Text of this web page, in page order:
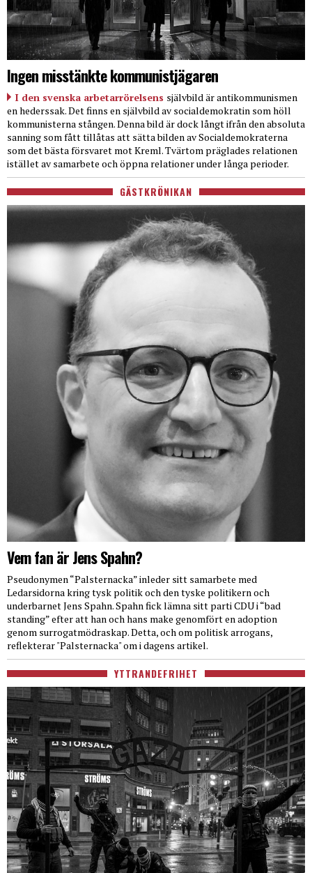
Ingen misstänkte kommunistjägaren
I den svenska arbetarrörelsens självbild är antikommunismen
en hederssak. Det finns en självbild av socialdemokratin som höll
kommunisterna stången. Denna bild är dock långt ifrån den absoluta
sanning som fått tillåtas att sätta bilden av Socialdemokraterna
som det bästa försvaret mot Kreml. Tvärtom präglades relationen
istället av samarbete och öppna relationer under långa perioder.
GÄSTKRÖNIKAN
Vem fan är Jens Spahn?
Pseudonymen “Palsternacka” inleder sitt samarbete med
Ledarsidorna kring tysk politik och den tyske politikern och
underbarnet Jens Spahn. Spahn fick lämna sitt parti CDU i “bad
standing” efter att han och hans make genomfört en adoption
genom surrogatmödraskap. Detta, och om politisk arrogans,
reflekterar "Palsternacka" om i dagens artikel.
YTTRANDEFRIHET